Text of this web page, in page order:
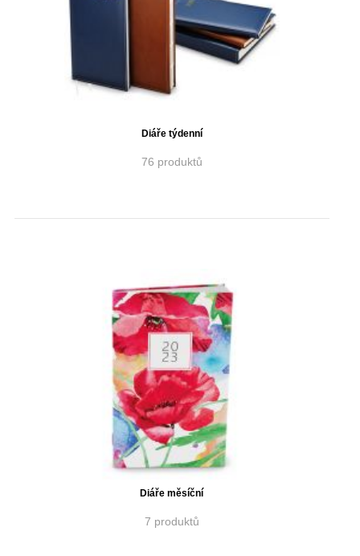
Diáře týdenní
76 produktů
Diáře měsíční
7 produktů